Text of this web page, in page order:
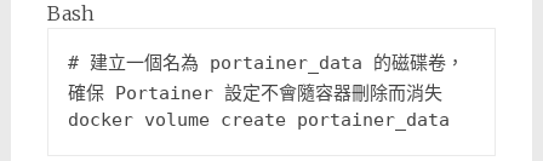
Bash
# 建立一個名為 portainer_data 的磁碟卷，
確保 Portainer 設定不會隨容器刪除而消失